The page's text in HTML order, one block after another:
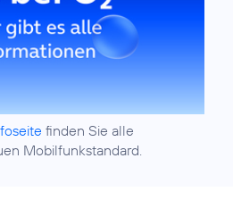
finden Sie alle
Mobilfunkstandard.